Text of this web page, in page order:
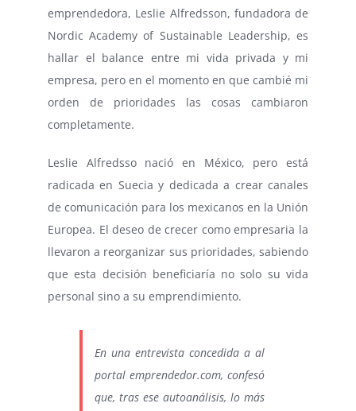
emprendedora, Leslie Alfredsson, fundadora de
Nordic Academy of Sustainable Leadership, es
hallar el balance entre mi vida privada y mi
empresa, pero en el momento en que cambié mi
orden de prioridades las cosas cambiaron
completamente.
Leslie Alfredsso nació en México, pero está
radicada en Suecia y dedicada a crear canales
de comunicación para los mexicanos en la Unión
Europea. El deseo de crecer como empresaria la
llevaron a reorganizar sus prioridades, sabiendo
que esta decisión beneficiaría no solo su vida
personal sino a su emprendimiento.
En una entrevista concedida a al
portal emprendedor.com, confesó
que, tras ese autoanálisis, lo más